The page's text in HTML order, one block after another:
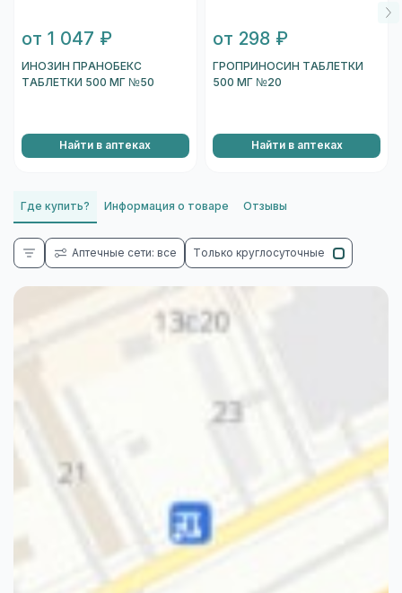
от 1 047 ₽
ИНОЗИН ПРАНОБЕКС
ТАБЛЕТКИ 500 МГ №50
Найти в аптеках
от 298 ₽
ГРОПРИНОСИН ТАБЛЕТКИ
500 МГ №20
Найти в аптеках
Где купить? Информация о товаре Отзывы
Аптечные сети: все Только круглосуточные